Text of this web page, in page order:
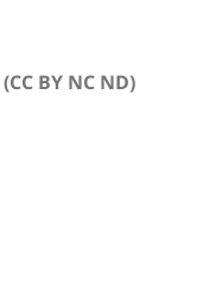
BY NC ND)